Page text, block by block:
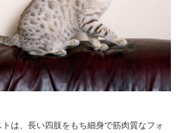
は、長い四肢をもち細身で筋肉質なフォ